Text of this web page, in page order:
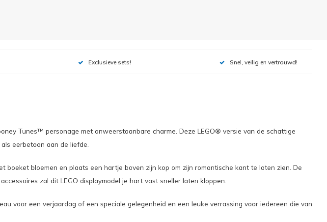
Exclusieve sets! Snel, veilig en vertrouwd!
Tunes™ personage met onweerstaanbare charme. Deze LEGO® versie van de schattige
eerbetoon aan de liefde.
bloemen en plaats een hartje boven zijn kop om zijn romantische kant te laten zien. De
zal dit LEGO displaymodel je hart vast sneller laten kloppen.
voor een verjaardag of een speciale gelegenheid en een leuke verrassing voor iedereen die van